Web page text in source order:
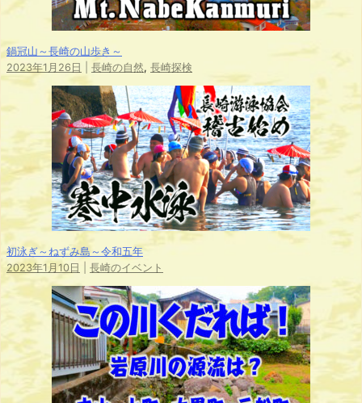
鍋冠山～長崎の山歩き～
2023年1月26日 長崎の自然, 長崎探検
初泳ぎ～ねずみ島～令和五年
2023年1月10日 長崎のイベント